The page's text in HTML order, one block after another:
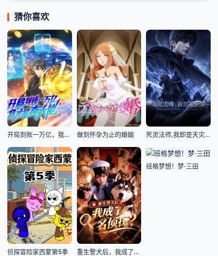
猜你喜欢
开局到账一万亿，我才是真大佬 做到怀孕为止的婚姻 死灵法师,我即是天灾(2026)
侦探冒险家西蒙第5季 重生警犬后，我成了名侦探
班格梦想！梦·三田